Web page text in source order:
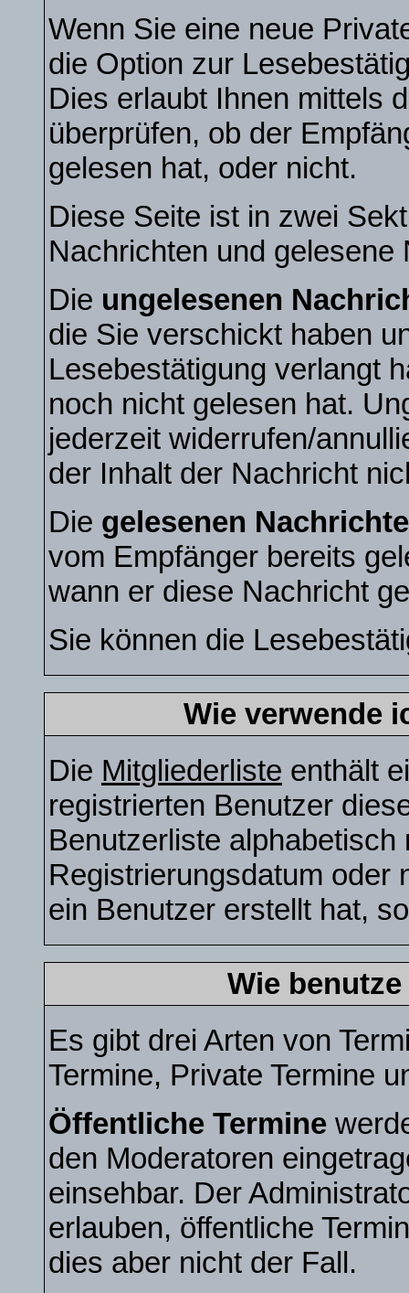
Wenn Sie eine neue
die Option zur
Dies erlaubt Ihnen mittels
überprüfen, ob der
gelesen hat, oder nicht.
Diese Seite ist in zwei
Nachrichten und gelesene
Die ungelesenen
die Sie verschickt haben
Lesebestätigung verlangt
noch nicht gelesen hat.
jederzeit widerrufen/
der Inhalt der Nachricht
Die gelesenen
vom Empfänger bereits
wann er diese Nachricht
Sie können die
Wie verwende
Die Mitgliederliste enthält
registrierten Benutzer
Benutzerliste
Registrierungsdatum oder
ein Benutzer erstellt hat,
Wie
Es gibt drei Arten von
Termine, Private Termine
Öffentliche Termine
den Moderatoren
einsehbar. Der
erlauben, öffentliche
dies aber nicht der Fall.